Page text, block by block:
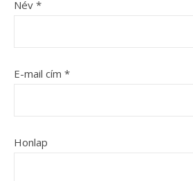
Név *
E-mail cím *
Honlap